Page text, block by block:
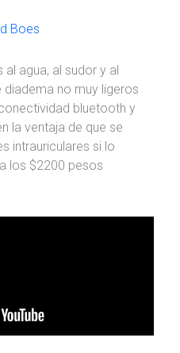
agua, al sudor y al
no muy ligeros
bluetooth y
la ventaja de que se
intrauriculares si lo
los $2200 pesos